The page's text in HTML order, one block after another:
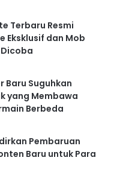
Terbaru Resmi
Eksklusif dan Mob
Baru Suguhkan
yang Membawa
Berbeda
Pembaruan
Baru untuk Para